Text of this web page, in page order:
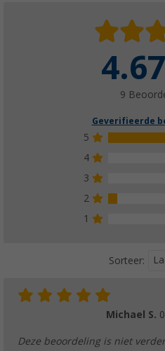
9
Geverifieerde
5
4
3
2
1
Sorteer:
Michael S.
Deze beoordeling is niet